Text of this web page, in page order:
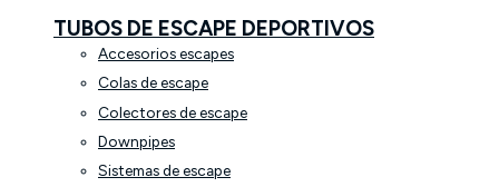
TUBOS DE ESCAPE DEPORTIVOS
Accesorios escapes
Colas de escape
Colectores de escape
Downpipes
Sistemas de escape